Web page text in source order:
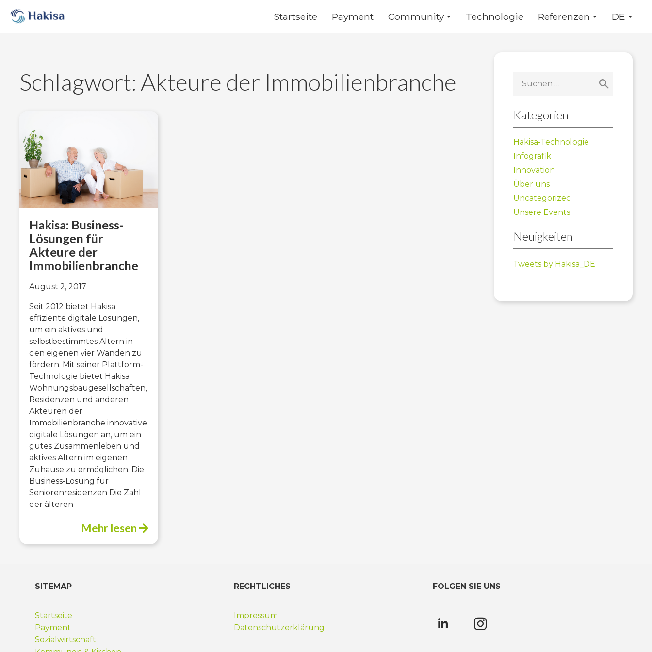
content
Startseite Payment Community Technologie Referenzen DE
Schlagwort: Akteure der Immobilienbranche
Hakisa: Business-
Lösungen für
Akteure der
Immobilienbranche
August 2, 2017
Seit 2012 bietet Hakisa
effiziente digitale Lösungen,
um ein aktives und
selbstbestimmtes Altern in
den eigenen vier Wänden zu
fördern. Mit seiner Plattform-
Technologie bietet Hakisa
Wohnungsbaugesellschaften,
Residenzen und anderen
Akteuren der
Immobilienbranche innovative
digitale Lösungen an, um ein
gutes Zusammenleben und
aktives Altern im eigenen
Zuhause zu ermöglichen. Die
Business-Lösung für
Seniorenresidenzen Die Zahl
der älteren
Mehr lesen
nach:
Kategorien
Hakisa-Technologie
Infografik
Innovation
Über uns
Uncategorized
Unsere Events
Neuigkeiten
Tweets by Hakisa_DE
SITEMAP
Startseite
Payment
Sozialwirtschaft
RECHTLICHES
Impressum
Datenschutzerklärung
FOLGEN SIE UNS